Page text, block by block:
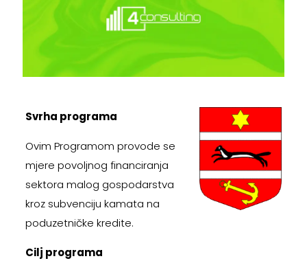
Svrha programa
Ovim Programom provode se
mjere povoljnog financiranja
sektora malog gospodarstva
kroz subvenciju kamata na
poduzetničke kredite.
Cilj programa